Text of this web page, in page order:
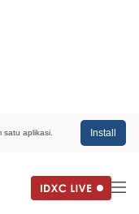
aplikasi. Install